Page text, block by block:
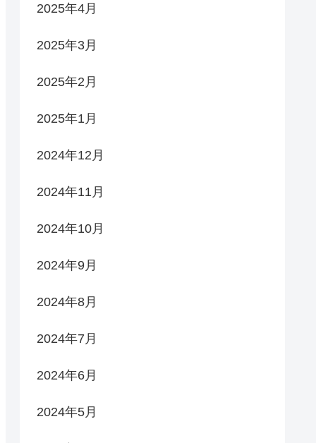
2025年4月
2025年3月
2025年2月
2025年1月
2024年12月
2024年11月
2024年10月
2024年9月
2024年8月
2024年7月
2024年6月
2024年5月